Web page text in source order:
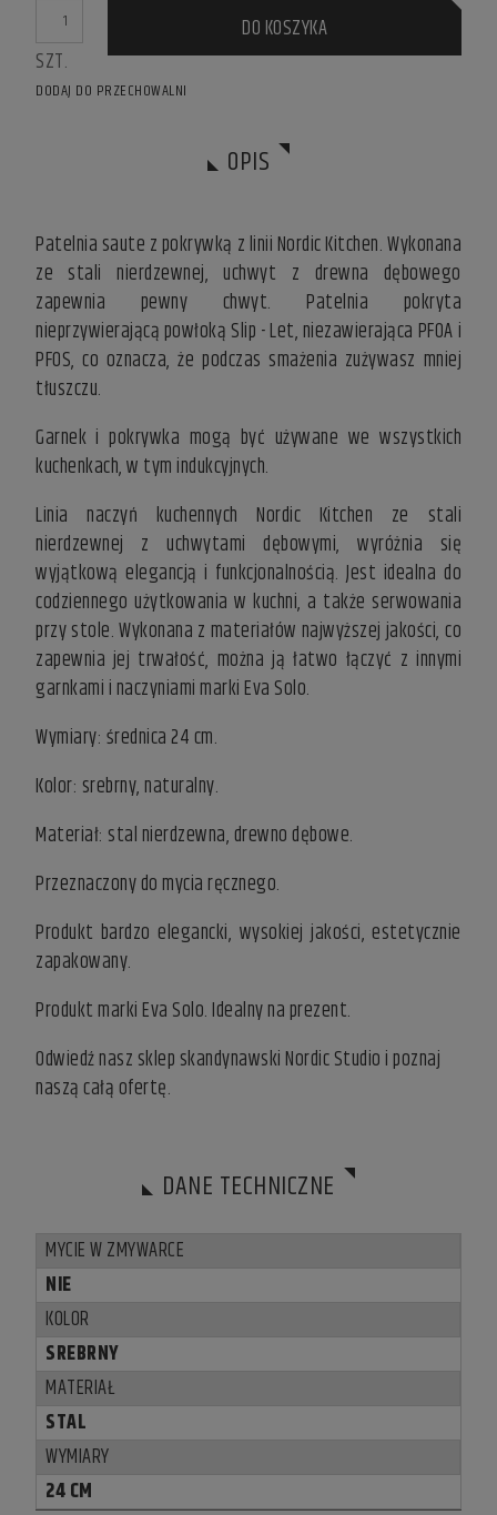
SZT.
DO KOSZYKA
DODAJ DO PRZECHOWALNI
OPIS
Patelnia saute z pokrywką z linii Nordic Kitchen. Wykonana
ze stali nierdzewnej, uchwyt z drewna dębowego
zapewnia pewny chwyt. Patelnia pokryta
nieprzywierającą powłoką Slip - Let, niezawierająca PFOA i
PFOS, co oznacza, że podczas smażenia zużywasz mniej
tłuszczu.
Garnek i pokrywka mogą być używane we wszystkich
kuchenkach, w tym indukcyjnych.
Linia naczyń kuchennych Nordic Kitchen ze stali
nierdzewnej z uchwytami dębowymi, wyróżnia się
wyjątkową elegancją i funkcjonalnością. Jest idealna do
codziennego użytkowania w kuchni, a także serwowania
przy stole. Wykonana z materiałów najwyższej jakości, co
zapewnia jej trwałość, można ją łatwo łączyć z innymi
garnkami i naczyniami marki Eva Solo.
Wymiary: średnica 24 cm.
Kolor: srebrny, naturalny.
Materiał: stal nierdzewna, drewno dębowe.
Przeznaczony do mycia ręcznego.
Produkt bardzo elegancki, wysokiej jakości, estetycznie
zapakowany.
Produkt marki Eva Solo. Idealny na prezent.
Odwiedź nasz sklep skandynawski Nordic Studio i poznaj
naszą całą ofertę.
DANE TECHNICZNE
MYCIE W ZMYWARCE
NIE
KOLOR
SREBRNY
MATERIAŁ
STAL
WYMIARY
24 CM